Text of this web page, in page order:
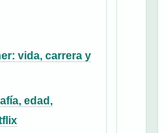
vida, carrera y
edad,